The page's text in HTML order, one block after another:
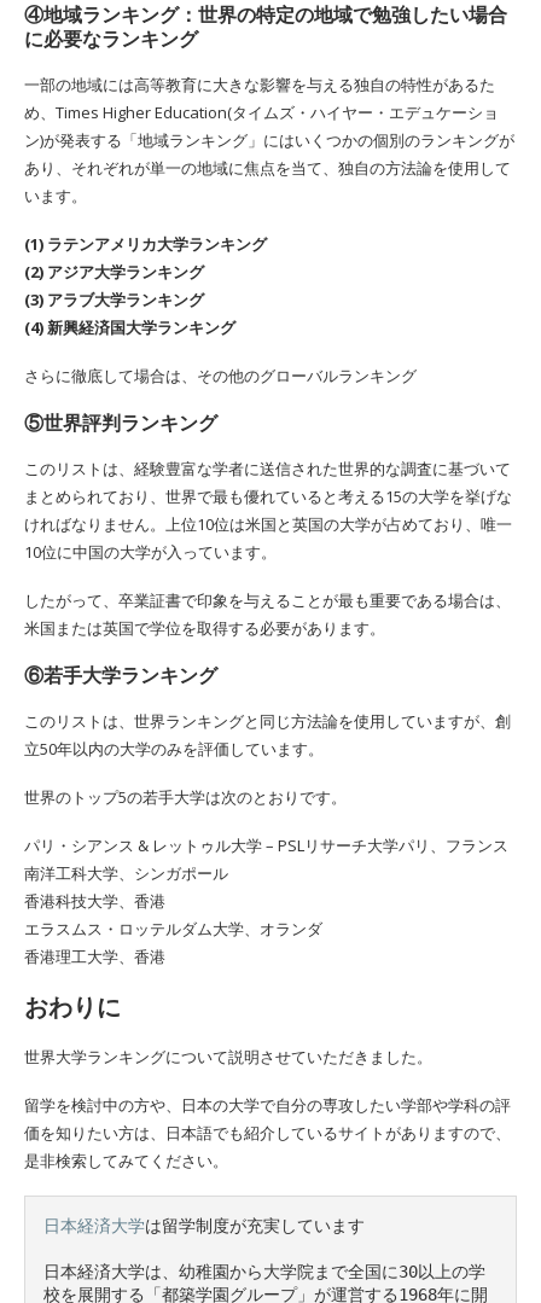
④地域ランキング：世界の特定の地域で勉強したい場合
に必要なランキング
一部の地域には高等教育に大きな影響を与える独自の特性があるた
め、Times Higher Education(タイムズ・ハイヤー・エデュケーショ
ン)が発表する「地域ランキング」にはいくつかの個別のランキングが
あり、それぞれが単一の地域に焦点を当て、独自の方法論を使用して
います。
(1) ラテンアメリカ大学ランキング
(2) アジア大学ランキング
(3) アラブ大学ランキング
(4) 新興経済国大学ランキング
さらに徹底して場合は、その他のグローバルランキング
⑤世界評判ランキング
このリストは、経験豊富な学者に送信された世界的な調査に基づいて
まとめられており、世界で最も優れていると考える15の大学を挙げな
ければなりません。上位10位は米国と英国の大学が占めており、唯一
10位に中国の大学が入っています。
したがって、卒業証書で印象を与えることが最も重要である場合は、
米国または英国で学位を取得する必要があります。
⑥若手大学ランキング
このリストは、世界ランキングと同じ方法論を使用していますが、創
立50年以内の大学のみを評価しています。
世界のトップ5の若手大学は次のとおりです。
パリ・シアンス & レットゥル大学 – PSLリサーチ大学パリ、フランス
南洋工科大学、シンガポール
香港科技大学、香港
エラスムス・ロッテルダム大学、オランダ
香港理工大学、香港
おわりに
世界大学ランキングについて説明させていただきました。
留学を検討中の方や、日本の大学で自分の専攻したい学部や学科の評
価を知りたい方は、日本語でも紹介しているサイトがありますので、
是非検索してみてください。
日本経済大学は留学制度が充実しています
日本経済大学は、幼稚園から大学院まで全国に30以上の学
校を展開する「都築学園グループ」が運営する1968年に開